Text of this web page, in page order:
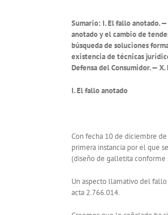
Sumario: I. El fallo anotado.
anotado y el cambio de
búsqueda de soluciones
existencia de técnicas
Defensa del Consumidor. —
I. El fallo anotado
Con fecha 10 de diciembre
primera instancia por el que
(diseño de galletita conforme
Un aspecto llamativo del
acta 2.766.014.